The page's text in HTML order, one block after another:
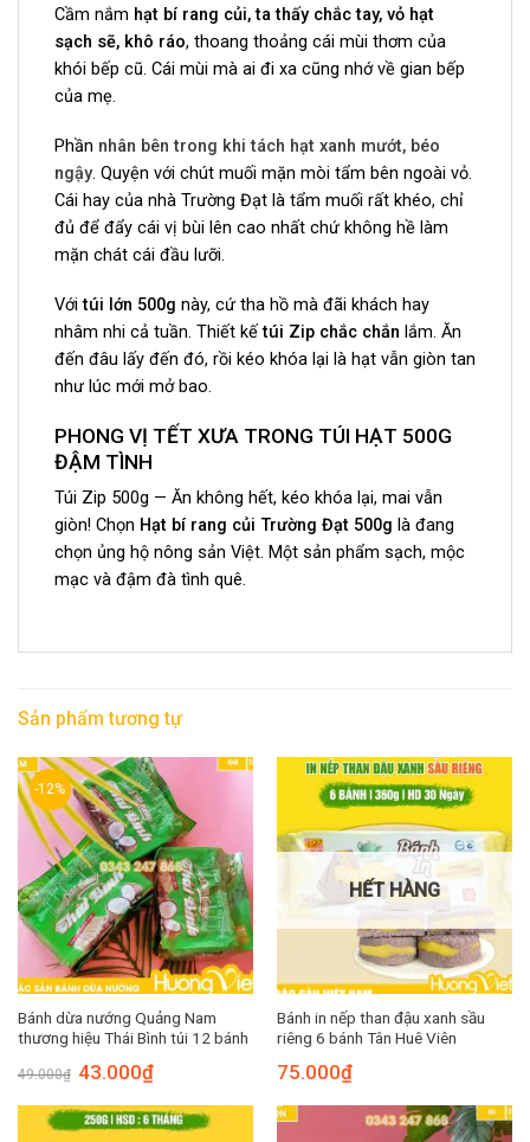
Cầm nắm hạt bí rang củi, ta thấy chắc tay, vỏ hạt
sạch sẽ, khô ráo, thoang thoảng cái mùi thơm của
khói bếp cũ. Cái mùi mà ai đi xa cũng nhớ về gian bếp
của mẹ.
Phần nhân bên trong khi tách hạt xanh mướt, béo
ngậy. Quyện với chút muối mặn mòi tẩm bên ngoài vỏ.
Cái hay của nhà Trường Đạt là tẩm muối rất khéo, chỉ
đủ để đẩy cái vị bùi lên cao nhất chứ không hề làm
mặn chát cái đầu lưỡi.
Vớitúi lớn 500g này, cứ tha hồ mà đãi khách hay
nhâm nhi cả tuần. Thiết kếtúi Zip chắc chắn lắm. Ăn
đến đâu lấy đến đó, rồi kéo khóa lại là hạt vẫn giòn tan
như lúc mới mở bao.
PHONG VỊ TẾT XƯA TRONG TÚI HẠT 500G
ĐẬM TÌNH
Túi Zip 500g — Ăn không hết, kéo khóa lại, mai vẫn
giòn! Chọn Hạt bí rang củi Trường Đạt 500g là đang
chọn ủng hộ nông sản Việt. Một sản phẩm sạch, mộc
mạc và đậm đà tình quê.
Sản phẩm tương tự
-12%
Bánh dừa nướng Quảng Nam
thương hiệu Thái Bình túi 12 bánh
49.000₫ Giá
gốc
49.000₫.
43.000₫Giá
là:
43.000₫.
HẾT HÀNG
Bánh in nếp than đậu xanh sầu
riêng 6 bánh Tân Huê Viên
75.000₫